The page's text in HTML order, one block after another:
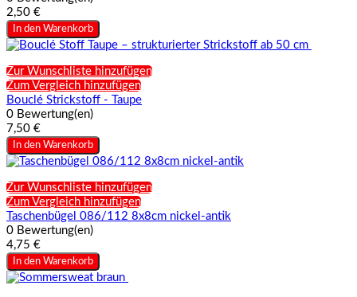
2,50 €
In den Warenkorb
Zur Wunschliste hinzufügen
Zum Vergleich hinzufügen
Bouclé Strickstoff - Taupe
0 Bewertung(en)
7,50 €
In den Warenkorb
Zur Wunschliste hinzufügen
Zum Vergleich hinzufügen
Taschenbügel 086/112 8x8cm nickel-antik
0 Bewertung(en)
4,75 €
In den Warenkorb